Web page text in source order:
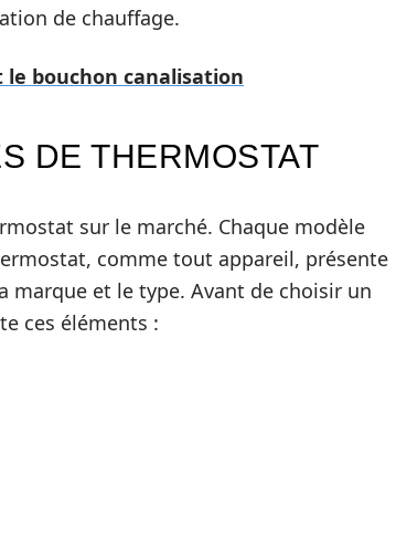
de chauffage.
bouchon canalisation
DE THERMOSTAT
sur le marché. Chaque modèle
comme tout appareil, présente
marque et le type. Avant de choisir un
ces éléments :